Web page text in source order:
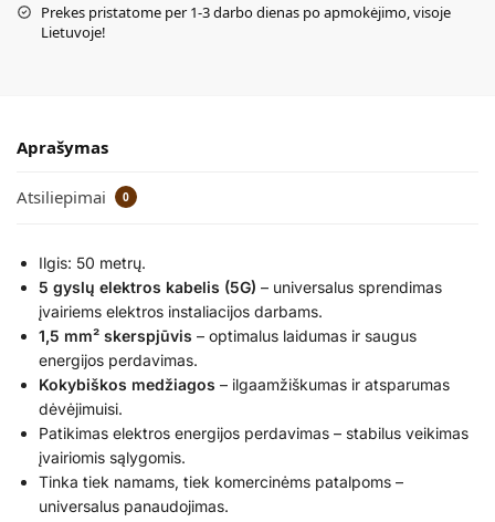
Prekes pristatome per 1-3 darbo dienas po apmokėjimo, visoje
Lietuvoje!
Aprašymas
Atsiliepimai 0
Ilgis: 50 metrų.
5 gyslų elektros kabelis (5G) – universalus sprendimas
įvairiems elektros instaliacijos darbams.
1,5 mm² skerspjūvis – optimalus laidumas ir saugus
energijos perdavimas.
Kokybiškos medžiagos – ilgaamžiškumas ir atsparumas
dėvėjimuisi.
Patikimas elektros energijos perdavimas – stabilus veikimas
įvairiomis sąlygomis.
Tinka tiek namams, tiek komercinėms patalpoms –
universalus panaudojimas.